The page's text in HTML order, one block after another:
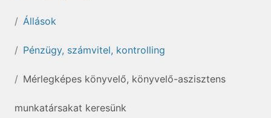
Állások
Pénzügy, számvitel, kontrolling
Mérlegképes könyvelő, könyvelő-aszisztens
munkatársakat keresünk